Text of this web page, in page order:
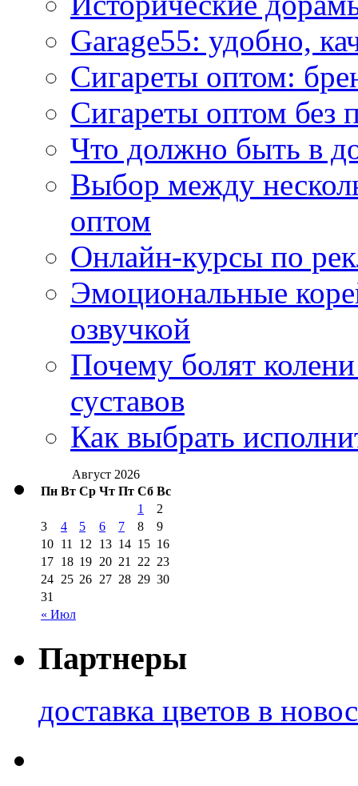
Garage55: удобно,
Сигареты оптом:
Сигареты оптом без
Что должно быть в
Выбор между
оптом
Онлайн-курсы по
Эмоциональные
озвучкой
Почему болят
суставов
Как выбрать
Август 2026
Пн Вт Ср Чт Пт Сб Вс
« Июл
1
2
3
4 5 6 7 8
9
10 11 12 13 14 15 16
17 18 19 20 21 22 23
24 25 26 27 28 29 30
31
Партнеры
доставка цветов в